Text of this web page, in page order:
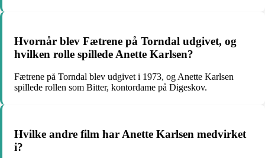
Hvornår blev Fætrene på Torndal udgivet, og
hvilken rolle spillede Anette Karlsen?
Fætrene på Torndal blev udgivet i 1973, og Anette Karlsen
spillede rollen som Bitter, kontordame på Digeskov.
Hvilke andre film har Anette Karlsen medvirket
i?